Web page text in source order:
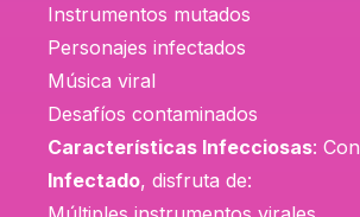
Instrumentos mutados
Personajes infectados
Música viral
Desafíos contaminados
Características Infecciosas: Con
Infectado, disfruta de: